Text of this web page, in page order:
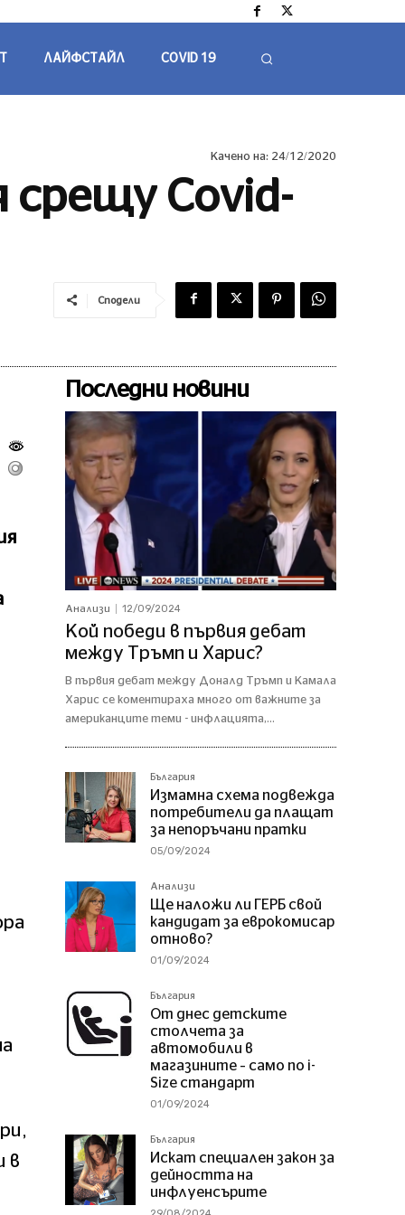
ЛАЙФСТАЙЛ COVID 19
Качено на: 24/12/2020
срещу Covid-
Сподели
в
Последни новини
Анализи 12/09/2024
Кой победи в първия дебат
между Тръмп и Харис?
В първия дебат между Доналд Тръмп и Камала
Харис се коментираха много от важните за
американците теми - инфлацията,...
България
Измамна схема подвежда
потребители да плащат
за непоръчани пратки
05/09/2024
Анализи
Ще наложи ли ГЕРБ свой
кандидат за еврокомисар
отново?
01/09/2024
България
От днес детските
столчета за
автомобили в
магазините – само по i-
Size стандарт
01/09/2024
България
Искат специален закон за
дейността на
инфлуенсърите